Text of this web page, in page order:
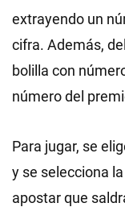
extrayendo un
cifra. Además,
bolilla con
número del
Para jugar, se
y se selecciona
apostar que